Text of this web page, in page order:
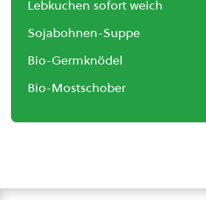
Lebkuchen sofort weich
Sojabohnen-Suppe
Bio-Germknödel
Bio-Mostschober